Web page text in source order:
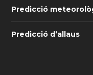
Predicció
Predicció d’allaus